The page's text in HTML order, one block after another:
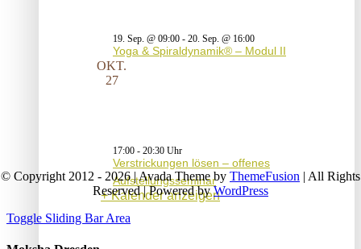
19. Sep. @ 09:00 - 20. Sep. @ 16:00
Yoga & Spiraldynamik® – Modul II
OKT.
27
17:00 - 20:30
Verstrickungen lösen – offenes
Aufstellungsseminar
Kalender anzeigen
© Copyright 2012 - 2026 | Avada Theme by ThemeFusion | All Rights
Reserved | Powered byWordPress
Toggle Sliding Bar Area